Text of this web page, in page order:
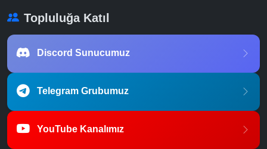
- Bölüm No: 18
- Bölüm No:
-Bölüm No: 21
Topluluğa Katıl
Discord Sunucumuz
Telegram Grubumuz
YouTube Kanalımız